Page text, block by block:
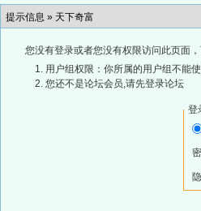
提示信息 » 天下奇富
您没有登录或者您没有权限访问此页面
用户组权限：你所属的用户组不能
您还不是论坛会员,请先登录论坛
登